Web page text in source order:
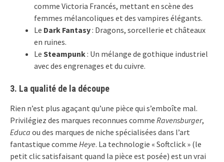
comme Victoria Francés, mettant en scène des
femmes mélancoliques et des vampires élégants.
Le Dark Fantasy: Dragons, sorcellerie et châteaux
en ruines.
Le Steampunk: Un mélange de gothique industriel
avec des engrenages et du cuivre.
3. La qualité de la découpe
Rien n’est plus agaçant qu’une pièce qui s’emboîte mal.
Privilégiez des marques reconnues comme Ravensburger,
Educa ou des marques de niche spécialisées dans l’art
fantastique comme Heye. La technologie « Softclick » (le
petit clic satisfaisant quand la pièce est posée) est un vrai